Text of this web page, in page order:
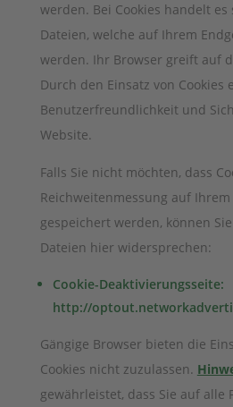
werden. Bei Cookies handelt
Dateien, welche auf Ihrem
werden. Ihr Browser greift auf
Durch den Einsatz von Cookies
Benutzerfreundlichkeit und
Website.
Falls Sie nicht möchten, dass
Reichweitenmessung auf
gespeichert werden, können
Dateien hier widersprechen:
Cookie-Deaktivierungsseite:
http://
Gängige Browser bieten die
Cookies nicht zuzulassen.
gewährleistet, dass Sie auf alle